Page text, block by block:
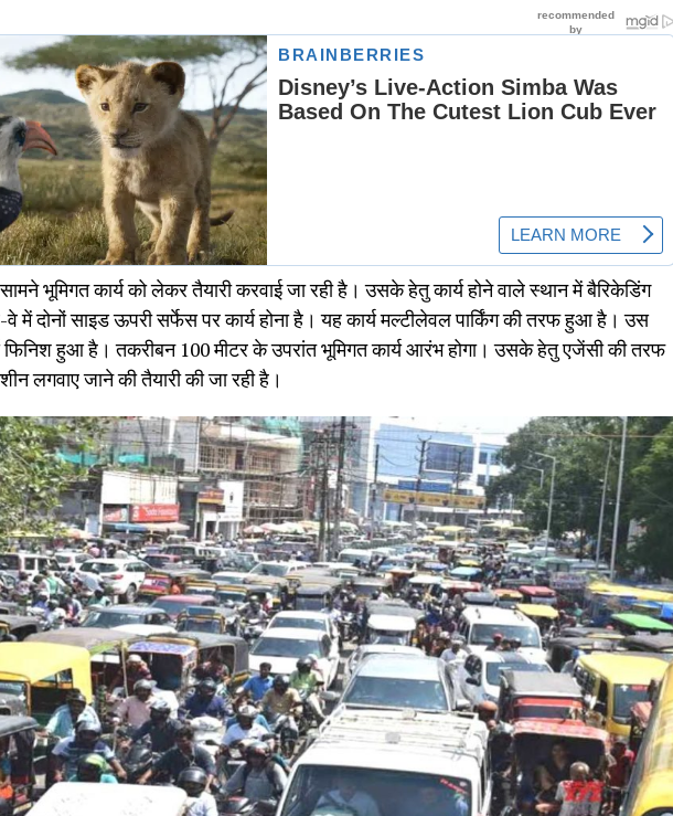
भूमिगत कार्य को लेकर तैयारी करवाई जा रही है। उसके हेतु कार्य होने वाले स्थान में बैरिकेडिंग
में दोनों साइड ऊपरी सर्फेस पर कार्य होना है। यह कार्य मल्टीलेवल पार्किंग की तरफ हुआ है। उस
फिनिश हुआ है। तकरीबन 100 मीटर के उपरांत भूमिगत कार्य आरंभ होगा। उसके हेतु एजेंसी की तरफ
लगवाए जाने की तैयारी की जा रही है।